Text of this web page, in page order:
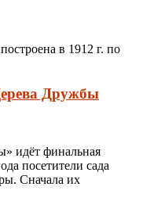
в 1912 г. по
Дружбы
идёт финальная
посетители сада
Сначала их